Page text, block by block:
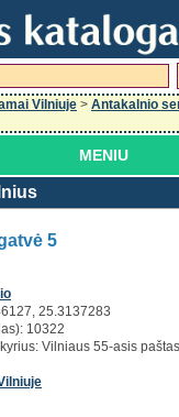
Vilniuje > Antakalnio
MENIU
5
25.3137283
10322
Vilniaus 55-asis